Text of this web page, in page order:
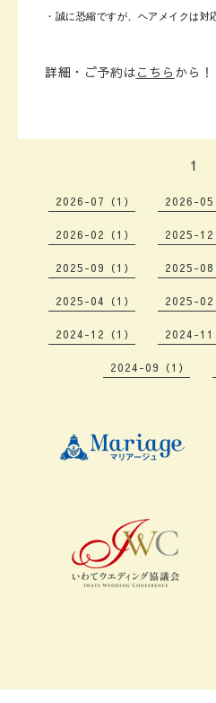
・誠に恐縮ですが、ヘアメイクは対
詳細・ご予約はこちら から！
1
2026-07（1） 2026-05
2026-02（1） 2025-12
2025-09（1） 2025-08
2025-04（1） 2025-02
2024-12（1） 2024-11
2024-09（1）